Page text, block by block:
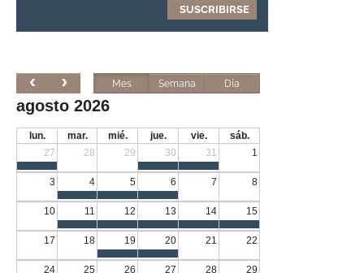
Mes Semana Día
agosto 2026
lun. mar. mié. jue. vie.
sáb.
27
28 29 30 31 1
3 4 5 6 7 8
10 11 12 13 14 15
17 18 19 20 21 22
24 25 26 27 28 29